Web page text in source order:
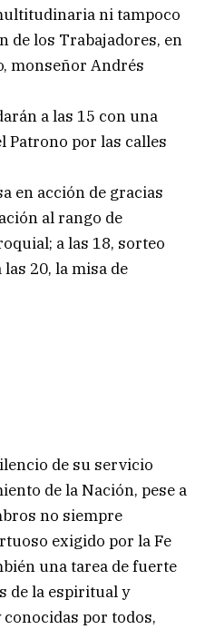
ni tampoco
de los Trabajadores, en
monseñor Andrés
a las 15 con una
Patrono por las calles
en acción de gracias
al rango de
a las 18, sorteo
20, la misa de
de su servicio
de la Nación, pese a
no siempre
exigido por la Fe
una tarea de fuerte
de la espiritual y
por todos,